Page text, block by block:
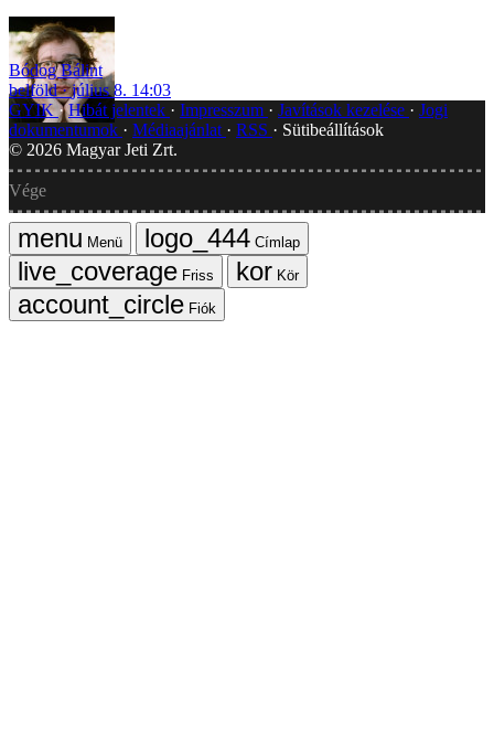
Bódog Bálint
belföld
július 8. 14:03
GYIK Hibát jelentek Impresszum Javítások kezelése
Jogi
dokumentumok
Médiaajánlat RSS
Sütibeállítások
© 2026 Magyar Jeti Zrt.
Vége
Menü
Címlap
Friss
Kör
Fiók